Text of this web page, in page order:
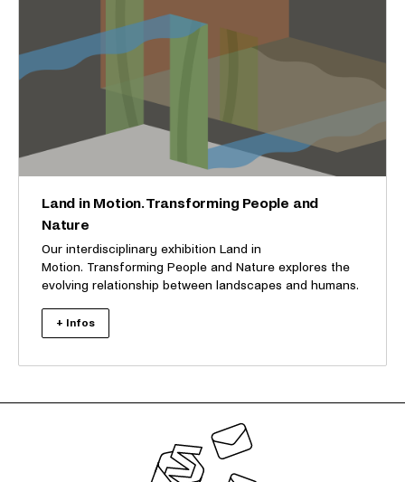
Land in Motion. Transforming People and
Nature
Our interdisciplinary exhibition Land in
Motion. Transforming People and Nature explores the
evolving relationship between landscapes and humans.
+ Infos